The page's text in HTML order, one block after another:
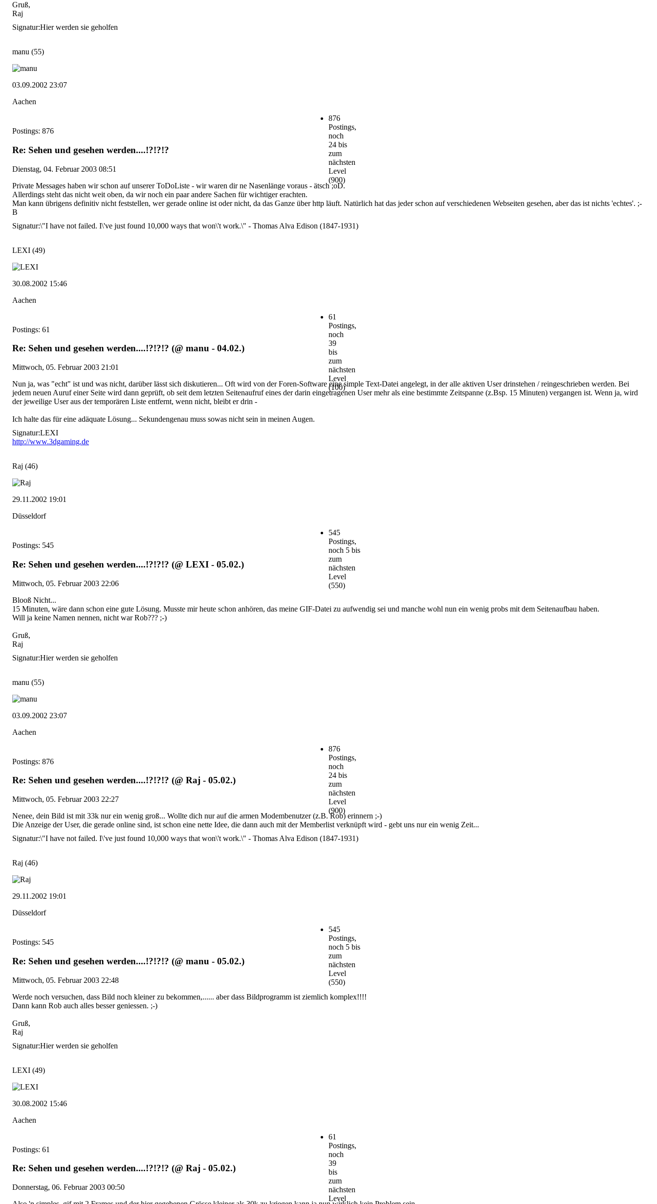
Gruß,
Raj
Signatur:Hier werden sie geholfen
manu (55)
03.09.2002 23:07
Aachen
876
Postings,
noch
24 bis
zum
nächsten
Level
(900)
Postings: 876
Re: Sehen und gesehen werden....!?!?!?
Dienstag, 04. Februar 2003 08:51
Private Messages haben wir schon auf unserer ToDoListe - wir waren dir ne Nasenlänge voraus - ätsch ;oD.
Allerdings steht das nicht weit oben, da wir noch ein paar andere Sachen für wichtiger erachten.
Man kann übrigens definitiv nicht feststellen, wer gerade online ist oder nicht, da das Ganze über http läuft. Natürlich hat das jeder schon auf verschiedenen Webseiten gesehen, aber das ist nichts 'echtes'. ;-
B
Signatur:\"I have not failed. I\'ve just found 10,000 ways that won\'t work.\" - Thomas Alva Edison (1847-1931)
LEXI (49)
30.08.2002 15:46
Aachen
61
Postings,
noch
39
bis
zum
nächsten
Level
(100)
Postings: 61
Re: Sehen und gesehen werden....!?!?!? (@ manu - 04.02.)
Mittwoch, 05. Februar 2003 21:01
Nun ja, was "echt" ist und was nicht, darüber lässt sich diskutieren... Oft wird von der Foren-Software eine simple Text-Datei angelegt, in der alle aktiven User drinstehen / reingeschrieben werden. Bei
jedem neuen Auruf einer Seite wird dann geprüft, ob seit dem letzten Seitenaufruf eines der darin eingetragenen User mehr als eine bestimmte Zeitspanne (z.Bsp. 15 Minuten) vergangen ist. Wenn ja, wird
der jeweilige User aus der temporären Liste entfernt, wenn nicht, bleibt er drin -
Ich halte das für eine adäquate Lösung... Sekundengenau muss sowas nicht sein in meinen Augen.
Signatur:LEXI
http://www.3dgaming.de
Raj (46)
29.11.2002 19:01
Düsseldorf
545
Postings,
noch 5 bis
zum
nächsten
Level
(550)
Postings: 545
Re: Sehen und gesehen werden....!?!?!? (@ LEXI - 05.02.)
Mittwoch, 05. Februar 2003 22:06
Blooß Nicht...
15 Minuten, wäre dann schon eine gute Lösung. Musste mir heute schon anhören, das meine GIF-Datei zu aufwendig sei und manche wohl nun ein wenig probs mit dem Seitenaufbau haben.
Will ja keine Namen nennen, nicht war Rob??? ;-)
Gruß,
Raj
Signatur:Hier werden sie geholfen
manu (55)
03.09.2002 23:07
Aachen
876
Postings,
noch
24 bis
zum
nächsten
Level
(900)
Postings: 876
Re: Sehen und gesehen werden....!?!?!? (@ Raj - 05.02.)
Mittwoch, 05. Februar 2003 22:27
Nenee, dein Bild ist mit 33k nur ein wenig groß... Wollte dich nur auf die armen Modembenutzer (z.B. Rob) erinnern ;-)
Die Anzeige der User, die gerade online sind, ist schon eine nette Idee, die dann auch mit der Memberlist verknüpft wird - gebt uns nur ein wenig Zeit...
Signatur:\"I have not failed. I\'ve just found 10,000 ways that won\'t work.\" - Thomas Alva Edison (1847-1931)
Raj (46)
29.11.2002 19:01
Düsseldorf
545
Postings,
noch 5 bis
zum
nächsten
Level
(550)
Postings: 545
Re: Sehen und gesehen werden....!?!?!? (@ manu - 05.02.)
Mittwoch, 05. Februar 2003 22:48
Werde noch versuchen, dass Bild noch kleiner zu bekommen,...... aber dass Bildprogramm ist ziemlich komplex!!!!
Dann kann Rob auch alles besser geniessen. ;-)
Gruß,
Raj
Signatur:Hier werden sie geholfen
LEXI (49)
30.08.2002 15:46
Aachen
61
Postings,
noch
39
bis
zum
nächsten
Level
Postings: 61
Re: Sehen und gesehen werden....!?!?!? (@ Raj - 05.02.)
Donnerstag, 06. Februar 2003 00:50